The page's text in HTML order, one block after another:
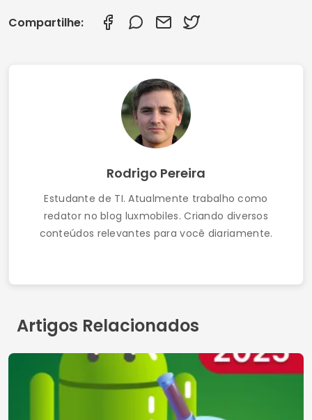
Compartilhe:
Rodrigo Pereira
Estudante de TI. Atualmente trabalho como
redator no blog luxmobiles. Criando diversos
conteúdos relevantes para você diariamente.
Artigos Relacionados